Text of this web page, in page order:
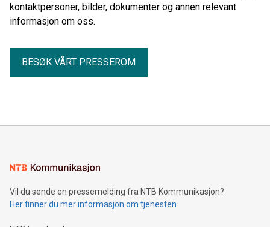
kontaktpersoner, bilder, dokumenter og annen relevant
informasjon om oss.
BESØK VÅRT PRESSEROM
Vil du sende en pressemelding fra NTB Kommunikasjon?
Her finner du mer informasjon om tjenesten